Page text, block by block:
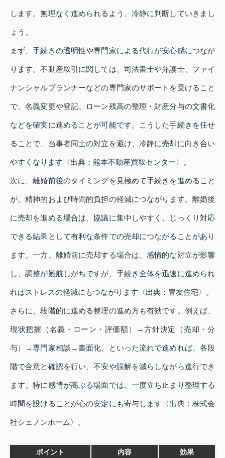
します。無理なく進められるよう、冷静に判断していきまし
ょう。
まず、手続きの透明性や専門家による代行が安心感につなが
ります。不動産取引に関しては、司法書士や弁護士、ファイ
ナンシャルプランナーなどの専門家のサポートを受けること
で、名義変更や登記、ローン残高の整理・財産分与の文書化
などを確実に進めることが可能です。こうした手続きを任せ
ることで、当事者同士の対立を避け、冷静に売却に向き合い
やすくなります〈出典：熊本不動産買取センター〉。
次に、離婚前後のタイミングを見極めて手続きを進めること
が、精神的および時間的負担の軽減につながります。離婚後
に売却を進める場合は、協議に集中しやすく、じっくり対応
できる結果として有利な条件での売却につながることがあり
ます。一方、離婚前に売却する場合は、感情的な対立が影響
し、調整が難航しがちですが、手続き全体を迅速に進められ
ればストレスの軽減にもつながります〈出典：豊友住宅〉。
さらに、段階的に進める整理の進め方も有効です。例えば、
現状把握（名義・ローン・評価額）→方針決定（売却・分
与）→専門家相談→書面化、といった流れで進めれば、各段
階で合意と確認を行い、不安や誤解を減らしながら進行でき
ます。特に感情が高ぶる場面では、一度立ち止まり整理する
時間を設けることが心の安定にも寄与します〈出典：株式会
社シェノンホーム〉。
ポイント 内容 効果